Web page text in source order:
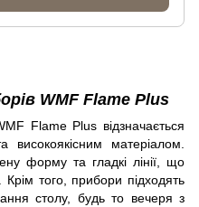
WMF Flame Plus
Flame Plus відзначається
матеріалом.
форму та гладкі лінії, що
того, прибори підходять
столу, будь то вечеря з